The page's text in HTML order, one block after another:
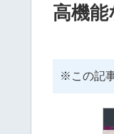
高機能
※この記